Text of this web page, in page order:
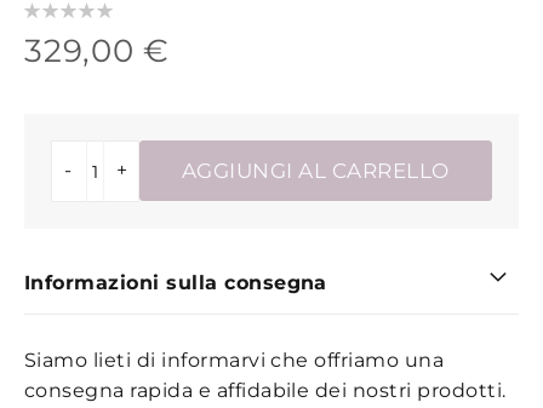
immagini
Valutazione:
329,00 €
+
- AGGIUNGI AL CARRELLO
Informazioni sulla consegna
Siamo lieti di informarvi che offriamo una
consegna rapida e affidabile dei nostri prodotti.